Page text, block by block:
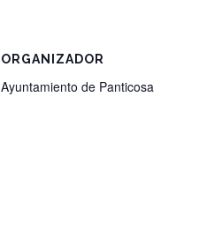
ORGANIZADOR
Ayuntamiento de Panticosa